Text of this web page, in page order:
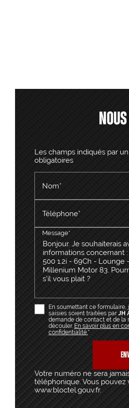
Les champs indiqués par
obligatoires
Nom*
Téléphone*
Message*
En soumettant ce
saisies soient traitées par JH
demande de contact et de la
découler. En savoir plus en
confidentialité.*
Votre numéro ne sera
téléphonique. Vous pouvez
www.bloctel.gouv.fr.